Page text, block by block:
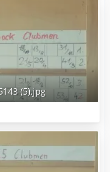
(5).jpg